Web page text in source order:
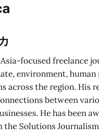
focused freelance
environment, human
across the region. His
between
He has been
the Solutions